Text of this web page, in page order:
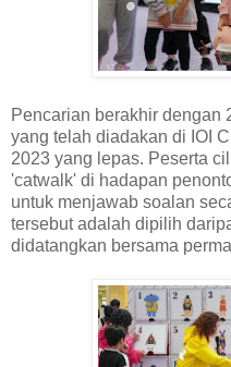
Pencarian berakhir dengan
yang telah diadakan di IOI
2023 yang lepas. Peserta
'catwalk' di hadapan
untuk menjawab soalan
tersebut adalah dipilih
didatangkan bersama